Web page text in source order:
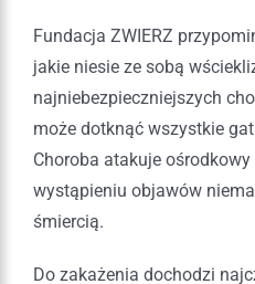
Fundacja ZWIERZ
jakie niesie ze sobą
najniebezpieczniejszych
może dotknąć wszystkie
Choroba atakuje ośrodkowy
wystąpieniu objawów
śmiercią.
Do zakażenia dochodzi